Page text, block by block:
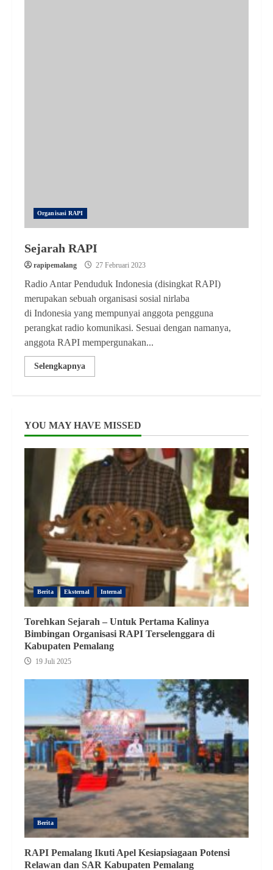
Organisasi RAPI
Sejarah RAPI
rapipemalang 27 Februari 2023
Radio Antar Penduduk Indonesia (disingkat RAPI)
merupakan sebuah organisasi sosial nirlaba
di Indonesia yang mempunyai anggota pengguna
perangkat radio komunikasi. Sesuai dengan namanya,
anggota RAPI mempergunakan...
Selengkapnya
YOU MAY HAVE MISSED
Berita Eksternal Internal
Torehkan Sejarah – Untuk Pertama Kalinya
Bimbingan Organisasi RAPI Terselenggara di
Kabupaten Pemalang
19 Juli 2025
Berita
RAPI Pemalang Ikuti Apel Kesiapsiagaan Potensi
Relawan dan SAR Kabupaten Pemalang